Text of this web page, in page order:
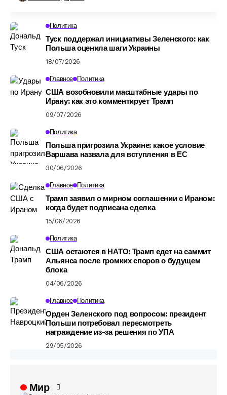
Политика
Туск поддержал инициативы Зеленского: как
Польша оценила шаги Украины
18/07/2026
Главное Политика
США возобновили масштабные удары по
Ирану: как это комментирует Трамп
09/07/2026
Политика
Польша пригрозила Украине: какое условие
Варшава назвала для вступления в ЕС
30/06/2026
Главное Политика
Трамп заявил о мирном соглашении с Ираном:
когда будет подписана сделка
15/06/2026
Политика
США остаются в НАТО: Трамп едет на саммит
Альянса после громких споров о будущем
блока
04/06/2026
Главное Политика
Орден Зеленского под вопросом: президент
Польши потребовал пересмотреть
награждение из-за решения по УПА
29/05/2026
Мир